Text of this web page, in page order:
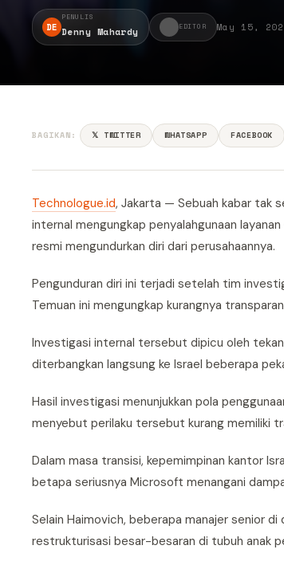
DE
PENULIS
Denny Mahardy EDITOR May 15,
BAGIKAN: 𝕏 TWITTER WHATSAPP FACEBOOK
Technologue.id, Jakarta — Sebuah kabar tak
internal mengungkap penyalahgunaan
resmi mengundurkan diri dari perusahaannya.
Pengunduran diri ini terjadi setelah tim
Temuan ini mengungkap kurangnya
Investigasi internal tersebut dipicu oleh
diterbangkan langsung ke Israel beberapa
Hasil investigasi menunjukkan pola
menyebut perilaku tersebut kurang memiliki
Dalam masa transisi, kepemimpinan kantor
betapa seriusnya Microsoft menangani
Selain Haimovich, beberapa manajer senior
restrukturisasi besar-besaran di tubuh anak